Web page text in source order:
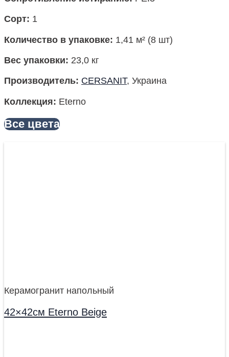
Сорт: 1
Количество в упаковке: 1,41 м² (8 шт)
Вес упаковки: 23,0 кг
Производитель: CERSANIT, Украина
Коллекция: Eterno
Все цвета
Керамогранит напольный
42×42см Eterno Beige